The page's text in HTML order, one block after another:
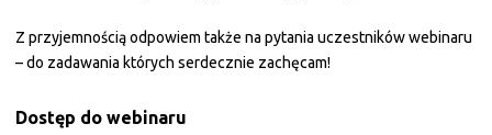
Z przyjemnością odpowiem także na pytania uczestników webinaru
– do zadawania których serdecznie zachęcam!
Dostęp do webinaru